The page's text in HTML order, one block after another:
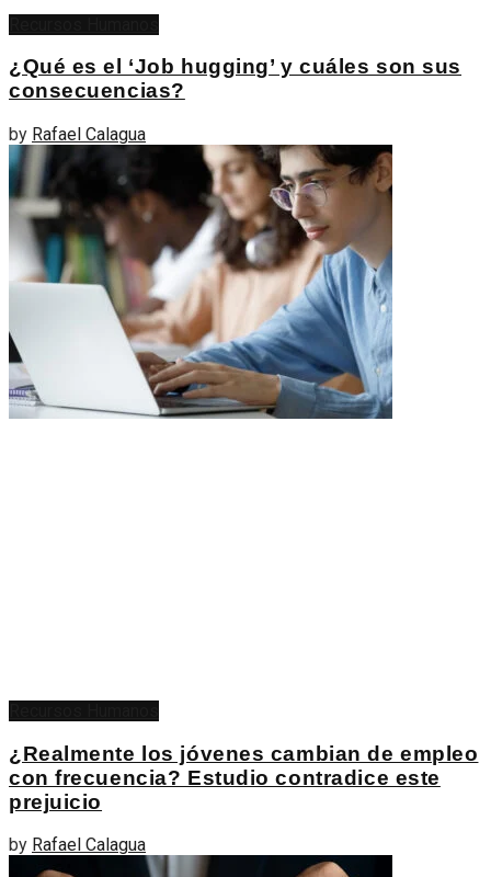
¿Qué es el ‘Job hugging’ y cuáles son sus
consecuencias?
by Rafael Calagua
¿Realmente los jóvenes cambian de empleo
con frecuencia? Estudio contradice este
prejuicio
by Rafael Calagua